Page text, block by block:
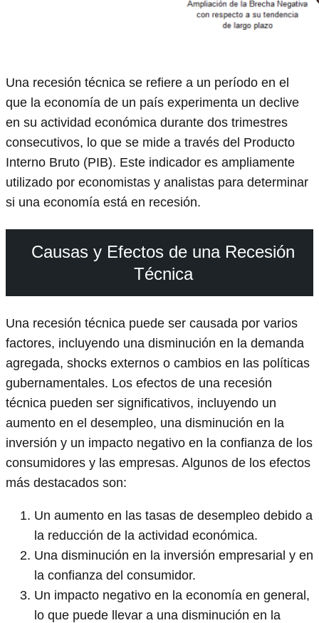
Una recesión técnica se refiere a un período en el
que la economía de un país experimenta un declive
en su actividad económica durante dos trimestres
consecutivos, lo que se mide a través del Producto
Interno Bruto (PIB). Este indicador es ampliamente
utilizado por economistas y analistas para determinar
si una economía está en recesión.
Causas y Efectos de una Recesión
Técnica
Una recesión técnica puede ser causada por varios
factores, incluyendo una disminución en la demanda
agregada, shocks externos o cambios en las políticas
gubernamentales. Los efectos de una recesión
técnica pueden ser significativos, incluyendo un
aumento en el desempleo, una disminución en la
inversión y un impacto negativo en la confianza de los
consumidores y las empresas. Algunos de los efectos
más destacados son:
Un aumento en las tasas de desempleo debido a
la reducción de la actividad económica.
Una disminución en la inversión empresarial y en
la confianza del consumidor.
Un impacto negativo en la economía en general,
lo que puede llevar a una disminución en la